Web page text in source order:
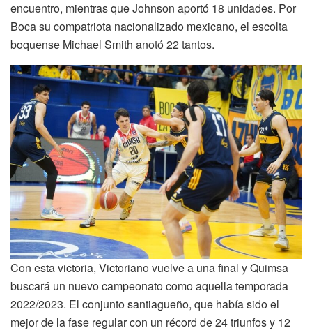
encuentro, mientras que Johnson aportó 18 unidades. Por
Boca su compatriota nacionalizado mexicano, el escolta
boquense Michael Smith anotó 22 tantos.
Con esta victoria, Victoriano vuelve a una final y Quimsa
buscará un nuevo campeonato como aquella temporada
2022/2023. El conjunto santiagueño, que había sido el
mejor de la fase regular con un récord de 24 triunfos y 12